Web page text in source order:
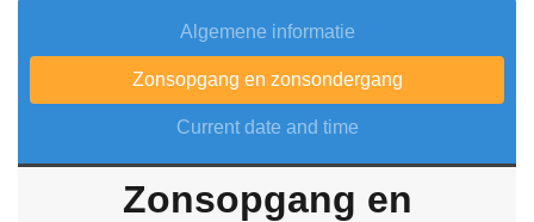
Algemene informatie
Zonsopgang en zonsondergang
Current date and time
Zonsopgang en